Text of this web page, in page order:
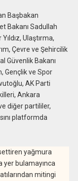
Başbakan
Bakanı Sadullah
Ulaştırma,
Çevre ve Şehircilik
Güvenlik Bakanı
Gençlik ve Spor
AK Parti
Ankara
diğer partililer,
platformda
yağmura
yer bulamayınca
mitingi